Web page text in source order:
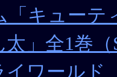
「キューテ
太」全1巻
ワールド